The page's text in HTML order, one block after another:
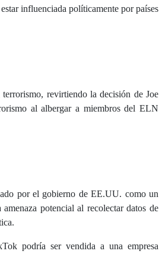
influenciada políticamente por países
revirtiendo la decisión de Joe
al albergar a miembros del ELN
por el gobierno de EE.UU. como un
potencial al recolectar datos de
podría ser vendida a una empresa